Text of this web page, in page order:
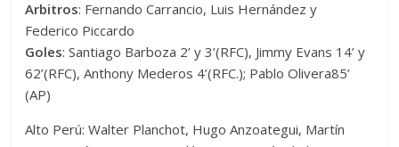
Arbitros: Fernando Carrancio, Luis Hernández y
Federico Piccardo
Goles: Santiago Barboza 2’ y 3’(RFC), Jimmy Evans 14’ y
62’(RFC), Anthony Mederos 4’(RFC.); Pablo Olivera85’
(AP)
Alto Perú: Walter Planchot, Hugo Anzoategui, Martín